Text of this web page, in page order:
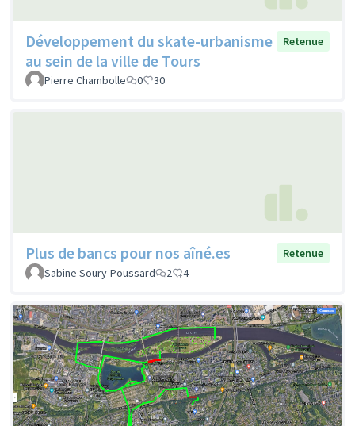
Développement du skate-urbanisme
au sein de la ville de Tours
Retenue
Pierre Chambolle 0 30
Plus de bancs pour nos aîné.es
Retenue
Sabine Soury-Poussard
2 4